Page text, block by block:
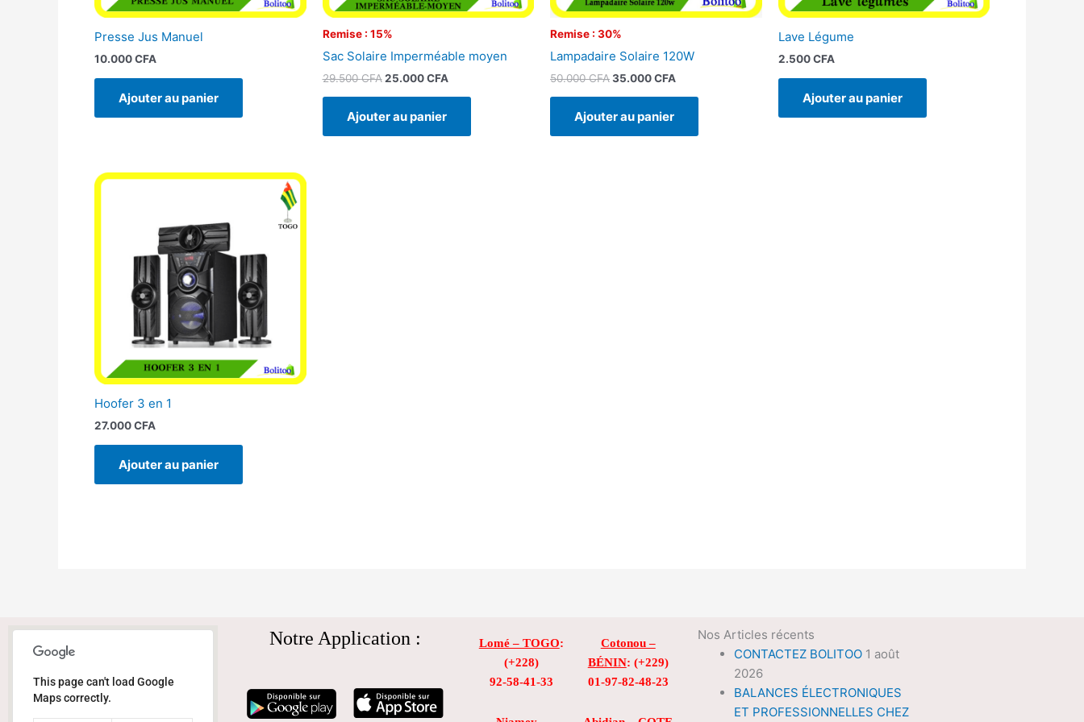
Presse Jus Manuel
10.000CFA
Ajouter au panier
Remise : 15%
Sac Solaire Imperméable moyen
29.500CFA 25.000CFA
Ajouter au panier
Remise : 30%
Lampadaire Solaire 120W
50.000CFA35.000CFA
Ajouter au panier
Lave Légume
2.500CFA
Ajouter au panier
Hoofer 3 en 1
27.000CFA
Ajouter au panier
This page can't load Google
Maps correctly.
Notre Application : Lomé – TOGO:
(+228)
92-58-41-33
Cotonou –
BÉNIN: (+229)
01-97-82-48-23
Nos Articles récents
CONTACTEZ BOLITOO 1 août
2026
BALANCES ÉLECTRONIQUES
ET PROFESSIONNELLES CHEZ